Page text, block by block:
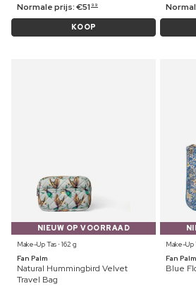
Normale prijs:€51 99
KOOP
NIEUW OP VOORRAAD
Make-Up Tas ⋅ 162 g
Fan Palm
Natural Hummingbird Velvet
Travel Bag
Make-Up
Fan Palm
Blue